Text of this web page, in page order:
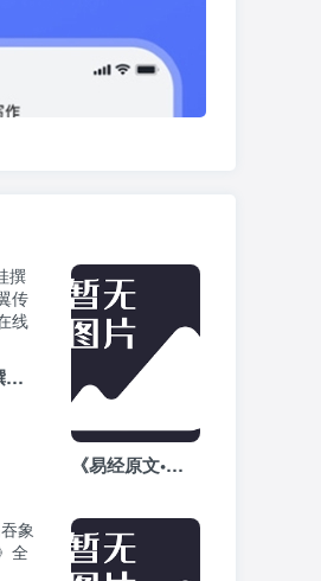
[元]胡一桂撰《周易启蒙翼传外篇》全文在线阅读
《易经原文•繁体版》全文完整版